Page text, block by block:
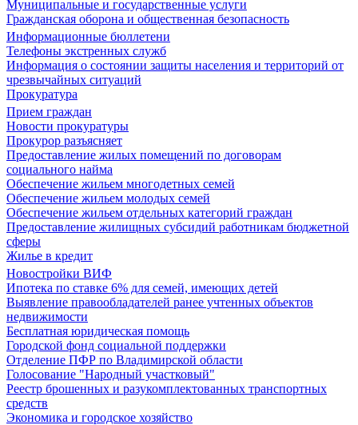
Муниципальные и государственные услуги
Гражданская оборона и общественная безопасность
Информационные бюллетени
Телефоны экстренных служб
Информация о состоянии защиты населения и территорий от
чрезвычайных ситуаций
Прокуратура
Прием граждан
Новости прокуратуры
Прокурор разъясняет
Предоставление жилых помещений по договорам
социального найма
Обеспечение жильем многодетных семей
Обеспечение жильем молодых семей
Обеспечение жильем отдельных категорий граждан
Предоставление жилищных субсидий работникам бюджетной
сферы
Жилье в кредит
Новостройки ВИФ
Ипотека по ставке 6% для семей, имеющих детей
Выявление правообладателей ранее учтенных объектов
недвижимости
Бесплатная юридическая помощь
Городской фонд социальной поддержки
Отделение ПФР по Владимирской области
Голосование "Народный участковый"
Реестр брошенных и разукомплектованных транспортных
средств
Экономика и городское хозяйство